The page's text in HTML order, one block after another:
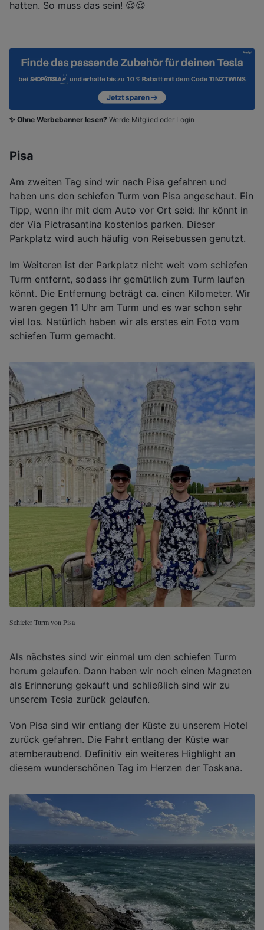
hatten. So muss das sein! 😉😉
✨ Ohne Werbebanner lesen? Werde Mitglied oder Login
Pisa
Am zweiten Tag sind wir nach Pisa gefahren und
haben uns den schiefen Turm von Pisa angeschaut. Ein
Tipp, wenn ihr mit dem Auto vor Ort seid: Ihr könnt in
der Via Pietrasantina kostenlos parken. Dieser
Parkplatz wird auch häufig von Reisebussen genutzt.
Im Weiteren ist der Parkplatz nicht weit vom schiefen
Turm entfernt, sodass ihr gemütlich zum Turm laufen
könnt. Die Entfernung beträgt ca. einen Kilometer. Wir
waren gegen 11 Uhr am Turm und es war schon sehr
viel los. Natürlich haben wir als erstes ein Foto vom
schiefen Turm gemacht.
Schiefer Turm von Pisa
Als nächstes sind wir einmal um den schiefen Turm
herum gelaufen. Dann haben wir noch einen Magneten
als Erinnerung gekauft und schließlich sind wir zu
unserem Tesla zurück gelaufen.
Von Pisa sind wir entlang der Küste zu unserem Hotel
zurück gefahren. Die Fahrt entlang der Küste war
atemberaubend. Definitiv ein weiteres Highlight an
diesem wunderschönen Tag im Herzen der Toskana.